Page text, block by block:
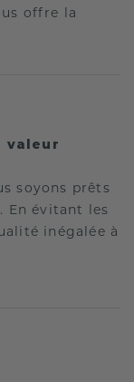
offre la
valeur
soyons prêts
En évitant les
inégalée à